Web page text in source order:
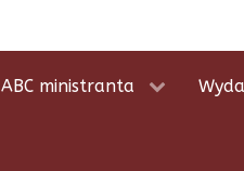
ABC ministranta